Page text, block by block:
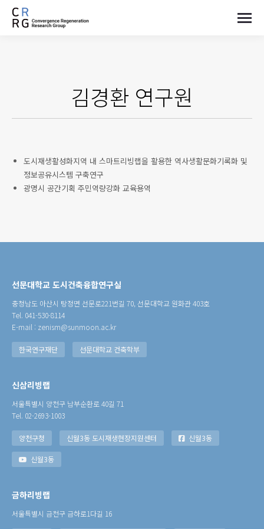
김경환 연구원
도시재생활성화지역 내 스마트리빙랩을 활용한 역사생활문화기록화 및
정보공유시스템 구축연구
광명시 공간기획 주민역량강화 교육용역
선문대학교 도시건축융합연구실
충청남도 아산시 탕정면 선문로221번길 70, 선문대학교 원화관 403호
Tel. 041-530-8114
E-mail : zenism@sunmoon.ac.kr
한국연구재단 선문대학교 건축학부
신삼리빙랩
서울특별시 양천구 남부순환로 40길 71
Tel. 02-2693-1003
양천구청 신월3동 도시재생현장지원센터 신월3동
신월3동
금하리빙랩
서울특별시 금천구 금하로1다길 16